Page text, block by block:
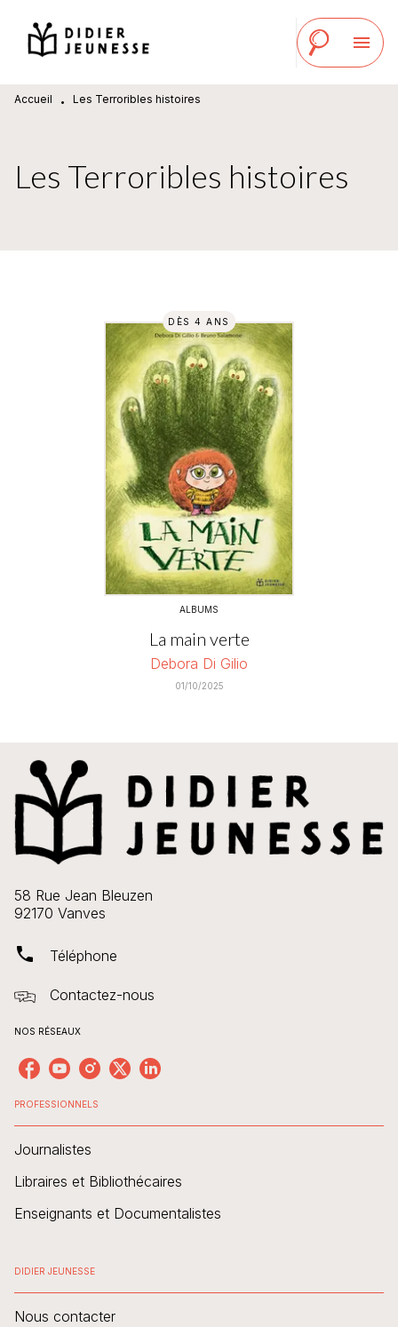
MENU RECHERCHE
PIED DE PAGE
menu
Accueil • Les Terroribles histoires
Les Terroribles histoires
DÈS 4 ANS
ALBUMS
La main verte
Debora Di Gilio
01/10/2025
58 Rue Jean Bleuzen
92170 Vanves
phone Téléphone
Contactez-nous
NOS RÉSEAUX
PROFESSIONNELS
Journalistes
Libraires et Bibliothécaires
Enseignants et Documentalistes
DIDIER JEUNESSE
Nous contacter